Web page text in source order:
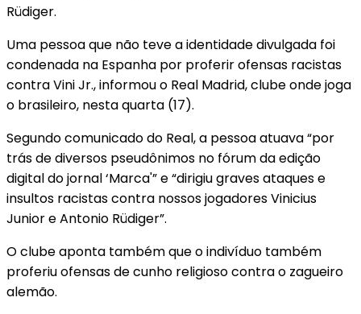
Rüdiger.
Uma pessoa que não teve a identidade divulgada foi
condenada na Espanha por proferir ofensas racistas
contra Vini Jr., informou o Real Madrid, clube onde joga
o brasileiro, nesta quarta (17).
Segundo comunicado do Real, a pessoa atuava “por
trás de diversos pseudônimos no fórum da edição
digital do jornal ‘Marca'” e “dirigiu graves ataques e
insultos racistas contra nossos jogadores Vinicius
Junior e Antonio Rüdiger”.
O clube aponta também que o indivíduo também
proferiu ofensas de cunho religioso contra o zagueiro
alemão.